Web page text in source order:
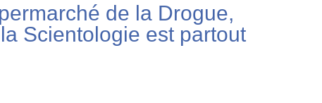
de la Drogue,
Scientologie est partout